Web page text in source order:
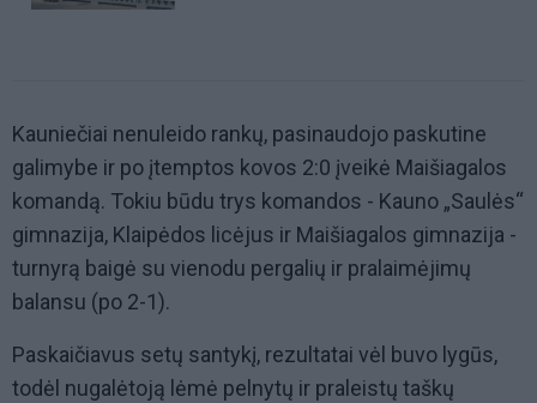
Kauniečiai nenuleido rankų, pasinaudojo paskutine
galimybe ir po įtemptos kovos 2:0 įveikė Maišiagalos
komandą. Tokiu būdu trys komandos - Kauno „Saulės“
gimnazija, Klaipėdos licėjus ir Maišiagalos gimnazija -
turnyrą baigė su vienodu pergalių ir pralaimėjimų
balansu (po 2-1).
Paskaičiavus setų santykį, rezultatai vėl buvo lygūs,
todėl nugalėtoją lėmė pelnytų ir praleistų taškų